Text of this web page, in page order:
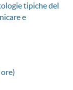
tipiche del
e